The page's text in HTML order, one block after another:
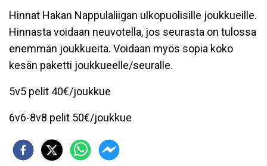
Hinnat Hakan Nappulaliigan ulkopuolisille joukkueille.
Hinnasta voidaan neuvotella, jos seurasta on tulossa
enemmän joukkueita. Voidaan myös sopia koko
kesän paketti joukkueelle/seuralle.
5v5 pelit 40€/joukkue
6v6-8v8 pelit 50€/joukkue